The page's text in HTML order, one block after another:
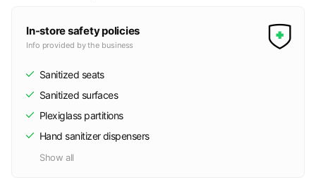
In-store safety policies
Info provided by the business
Sanitized seats
Sanitized surfaces
Plexiglass partitions
Hand sanitizer dispensers
Show all